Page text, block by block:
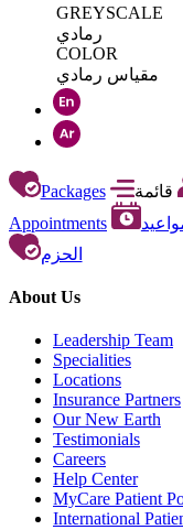
GREYSCALE
رمادي
COLOR
مقياس رمادي
Packages
Appointments
الحزم
About Us
Leadership Team
Specialities
Locations
Insurance Partners
Our New Earth
Testimonials
Careers
Help Center
MyCare Patient
International